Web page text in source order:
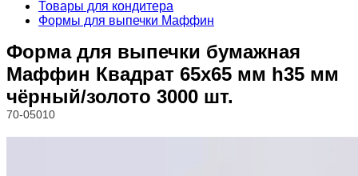
Товары для кондитера
Формы для выпечки Маффин
Форма для выпечки бумажная
Маффин Квадрат 65х65 мм h35 мм
чёрный/золото 3000 шт.
70-05010